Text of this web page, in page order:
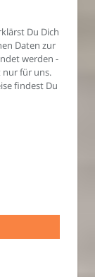
Du Dich
Daten zur
werden -
nur für uns.
findest Du